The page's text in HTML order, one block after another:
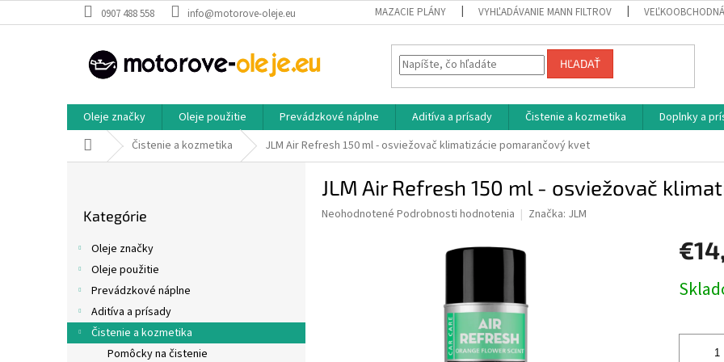
na
0907 488 558 info@motorove-oleje.eu MAZACIE PLÁNY VYHĽADÁVANIE MANN FILTROV
HĽADAŤ
Oleje značky Oleje použitie Prevádzkové náplne Aditíva a prísady Čistenie a kozmetika Doplnky a
Domov Čistenie a kozmetika JLM Air Refresh 150 ml - osviežovač klimatizácie pomarančový kvet
kategórie
Kategórie
Oleje značky
Oleje použitie
Prevádzkové náplne
Aditíva a prísady
Čistenie a kozmetika
Pomôcky na čistenie
JLM Air Refresh 150 ml - osviežovač
Priemerné
Neohodnotené Podrobnosti hodnotenia Značka: JLM
cena: